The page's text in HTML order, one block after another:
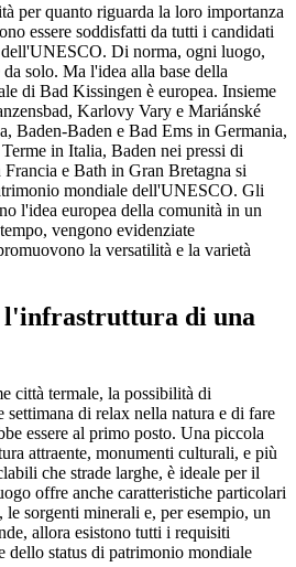
per quanto riguarda la loro importanza
essere soddisfatti da tutti i candidati
Di norma, ogni luogo,
solo. Ma l'idea alla base della
di Bad Kissingen è europea. Insieme
Karlovy Vary e Mariánské
Baden-Baden e Bad Ems in Germania,
in Italia, Baden nei pressi di
e Bath in Gran Bretagna si
mondiale dell'UNESCO. Gli
l'idea europea della comunità in un
vengono evidenziate
la versatilità e la varietà
l'infrastruttura di una
città termale, la possibilità di
settimana di relax nella natura e di fare
essere al primo posto. Una piccola
attraente, monumenti culturali, e più
che strade larghe, è ideale per il
offre anche caratteristiche particolari
le sorgenti minerali e, per esempio, un
allora esistono tutti i requisiti
dello status di patrimonio mondiale